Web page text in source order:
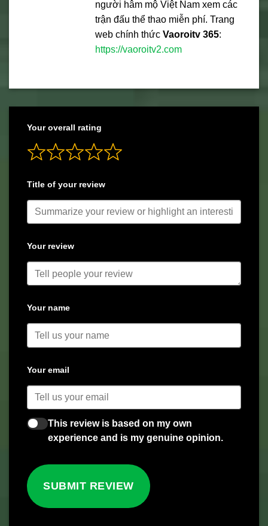
người hâm mộ Việt Nam xem các
trận đấu thể thao miễn phí. Trang
web chính thức Vaoroitv 365:
https://vaoroitv2.com
Your overall rating
Title of your review
Your review
Your name
Your email
This review is based on my own
experience and is my genuine opinion.
SUBMIT REVIEW